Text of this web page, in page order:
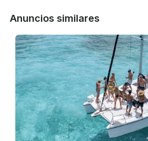
Anuncios similares